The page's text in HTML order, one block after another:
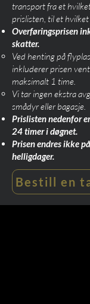
transport fra et
prislisten, til et
Overføringsprisen
skatter.
Ved henting på
inkluderer prisen
maksimalt 1 time.
Vi tar ingen ekstra
smådyr eller bagasje.
Prislisten nedenfor
24 timer i døgnet.
Prisen endres ikke
helligdager.
Bestill en